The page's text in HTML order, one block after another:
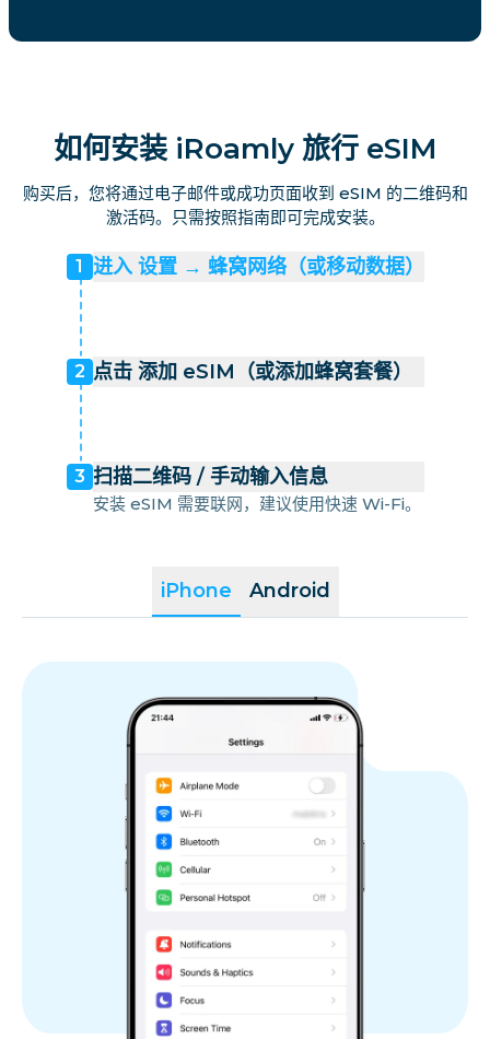
如何安装 iRoamly 旅行 eSIM
购买后，您将通过电子邮件或成功页面收到 eSIM 的二维码和
激活码。只需按照指南即可完成安装。
iPhone Android
1 进入 设置 → 蜂窝网络（或移动数据）
2 点击 添加 eSIM（或添加蜂窝套餐）
3 扫描二维码 / 手动输入信息
安装 eSIM 需要联网，建议使用快速 Wi-Fi。